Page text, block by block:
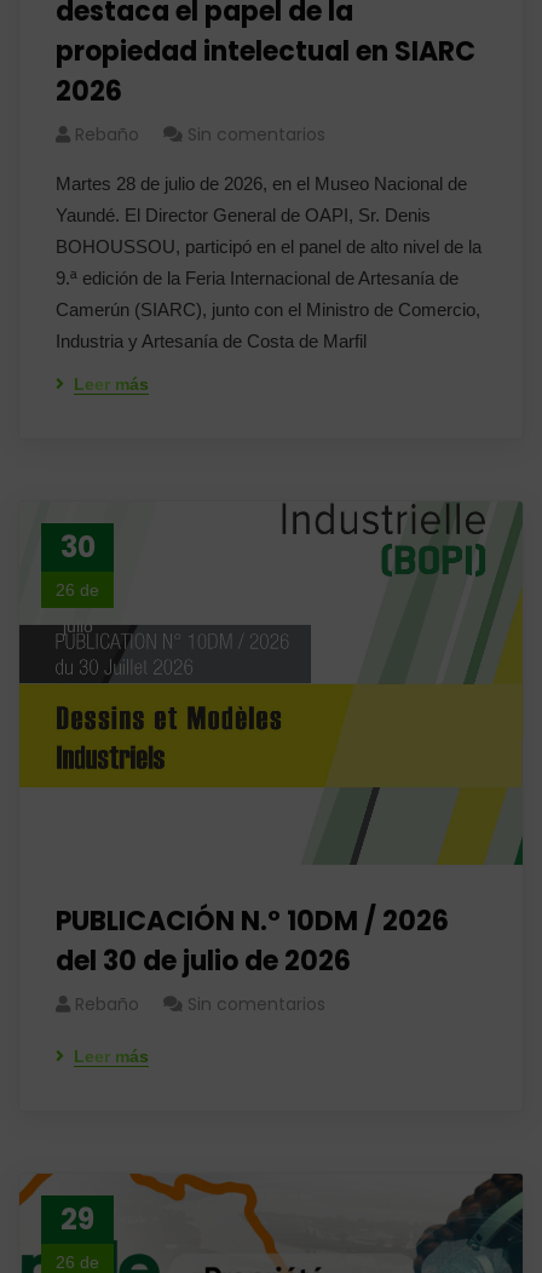
destaca el papel de la
propiedad intelectual en SIARC
2026
Rebaño Sin comentarios
Martes 28 de julio de 2026, en el Museo Nacional de
Yaundé. El Director General de OAPI, Sr. Denis
BOHOUSSOU, participó en el panel de alto nivel de la
9.ª edición de la Feria Internacional de Artesanía de
Camerún (SIARC), junto con el Ministro de Comercio,
Industria y Artesanía de Costa de Marfil
Leer más
30
26 de
julio
PUBLICACIÓN N.º 10DM / 2026
del 30 de julio de 2026
Rebaño Sin comentarios
Leer más
29
26 de